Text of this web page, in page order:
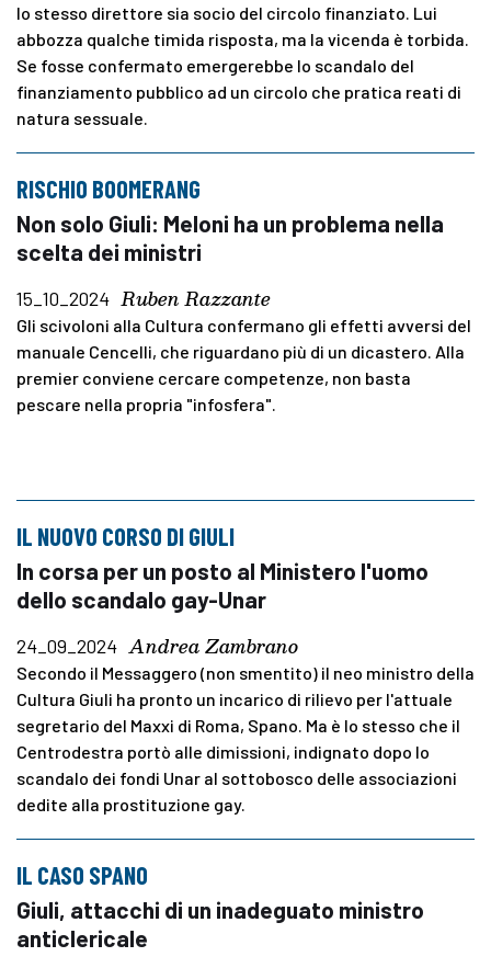
lo stesso direttore sia socio del circolo finanziato. Lui
abbozza qualche timida risposta, ma la vicenda è torbida.
Se fosse confermato emergerebbe lo scandalo del
finanziamento pubblico ad un circolo che pratica reati di
natura sessuale.
RISCHIO BOOMERANG
Non solo Giuli: Meloni ha un problema nella
scelta dei ministri
15_10_2024 Ruben Razzante
Gli scivoloni alla Cultura confermano gli effetti avversi del
manuale Cencelli, che riguardano più di un dicastero. Alla
premier conviene cercare competenze, non basta
pescare nella propria "infosfera".
IL NUOVO CORSO DI GIULI
In corsa per un posto al Ministero l'uomo
dello scandalo gay-Unar
24_09_2024 Andrea Zambrano
Secondo il Messaggero (non smentito) il neo ministro della
Cultura Giuli ha pronto un incarico di rilievo per l'attuale
segretario del Maxxi di Roma, Spano. Ma è lo stesso che il
Centrodestra portò alle dimissioni, indignato dopo lo
scandalo dei fondi Unar al sottobosco delle associazioni
dedite alla prostituzione gay.
IL CASO SPANO
Giuli, attacchi di un inadeguato ministro
anticlericale